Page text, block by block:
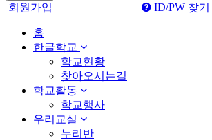
회원가입 ID/PW 찾기
홈
한글학교
학교현황
찾아오시는길
학교활동
학교행사
우리교실
누리반